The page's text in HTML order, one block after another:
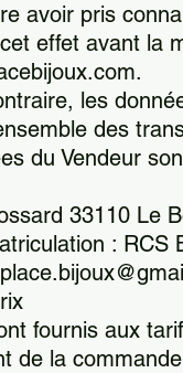
avoir pris
effet avant la
les
des
du Vendeur
33110 Le
: RCS
fournis aux
de la